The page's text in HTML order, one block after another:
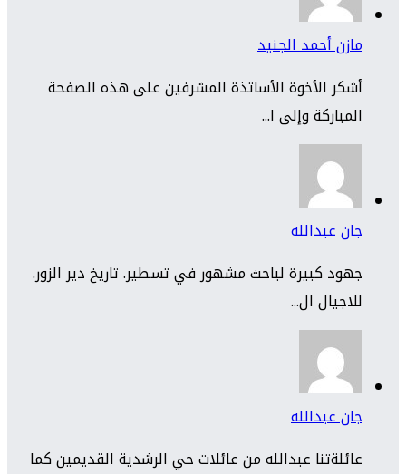
مازن أحمد الجنيد
أشكر الأخوة الأساتذة المشرفين على هذه الصفحة
المباركة وإلى ا...
جان عبدالله
جهود كبيرة لباحث مشهور في تسطير. تاريخ دير الزور.
للاجيال ال...
جان عبدالله
عائلةتنا عبدالله من عائلات حي الرشدية القديمين كما